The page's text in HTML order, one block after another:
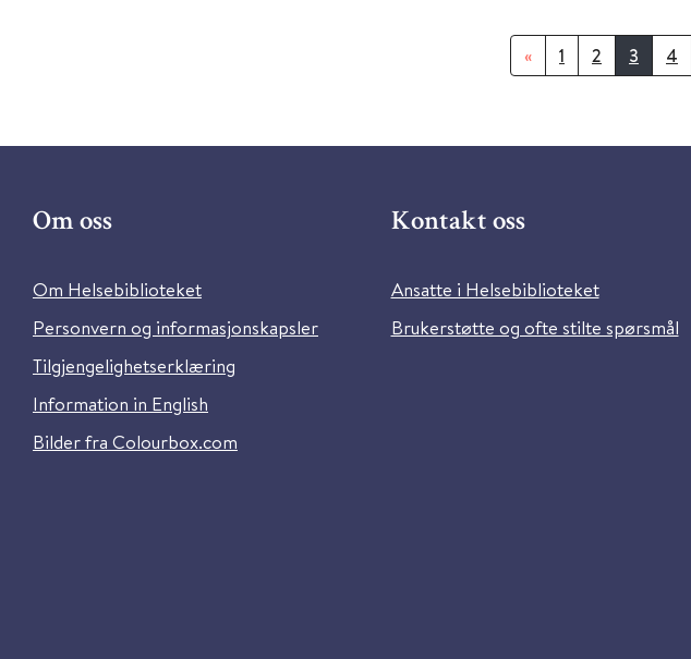
« 1 2 3 4
Om oss
Om Helsebiblioteket
Personvern og informasjonskapsler
Tilgjengelighetserklæring
Information in English
Bilder fra Colourbox.com
Kontakt oss
Ansatte i Helsebiblioteket
Brukerstøtte og ofte stilte spørsmål